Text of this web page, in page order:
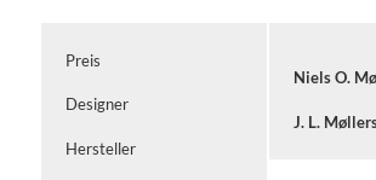
Preis
Designer
Hersteller
Niels O.
J. L.